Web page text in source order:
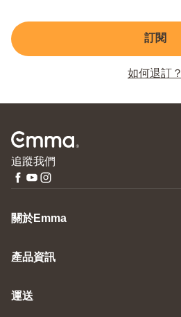
訂閱
如何退訂？
追蹤我們
關於Emma
產品資訊
運送